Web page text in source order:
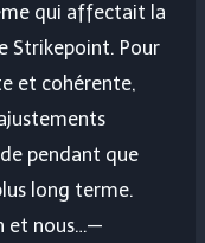
qui affectait la
Strikepoint. Pour
et cohérente,
pendant que
long terme.
et nous…—